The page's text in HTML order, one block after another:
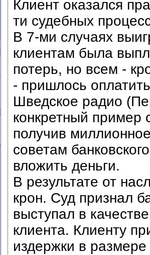
Клиент оказался
ти судебных
В 7-ми случаях
клиентам была
потерь, но всем -
- пришлось
Шведское радио
конкретный пример
получив
советам
вложить деньги.
В результате от
крон. Суд признал
выступал в
клиента. Клиенту
издержки в